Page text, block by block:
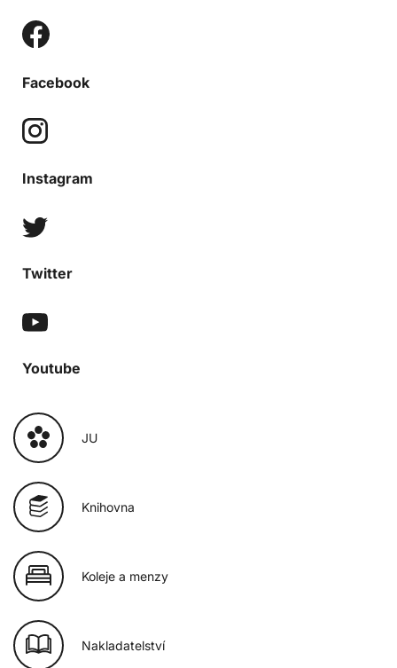
Facebook
Instagram
Twitter
Youtube
JU
Knihovna
Koleje a menzy
Nakladatelství